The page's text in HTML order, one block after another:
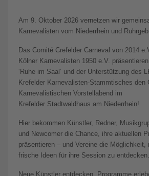
Am 9. Oktober 2026 vernetzen wir
Karnevalisten vom Niederrhein und
Das Comité Crefelder Carneval von 2014
Kölner Karnevalisten 1950 e.V.
‘Ruhe im Saal’ und der Unterstützung des
Krefelder Karnevalisten-Stammtisches den
Karnevalistischen Vorstellabend im
Krefelder Stadtwaldhaus am Niederrhein!
Hier bekommen Künstler, Redner,
und Newcomer die Chance, ihre aktuellen
präsentieren – und Vereine die Möglichkeit,
frische Ideen für ihre Session zu entdecken.
Neue Künstler entdecken, Programme